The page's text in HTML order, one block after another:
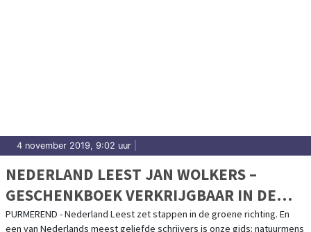
4 november 2019, 9:02 uur
NEDERLAND LEEST JAN WOLKERS –
GESCHENKBOEK VERKRIJGBAAR IN DE
BIBLIOTHEEK
PURMEREND - Nederland Leest zet stappen in de groene richting. En
een van Nederlands meest geliefde schrijvers is onze gids: natuurmens